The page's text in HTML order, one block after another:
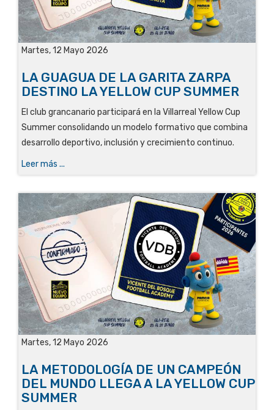
Martes, 12 Mayo 2026
LA GUAGUA DE LA GARITA ZARPA
DESTINO LA YELLOW CUP SUMMER
El club grancanario participará en la Villarreal Yellow Cup
Summer consolidando un modelo formativo que combina
desarrollo deportivo, inclusión y crecimiento continuo.
Leer más ...
Martes, 12 Mayo 2026
LA METODOLOGÍA DE UN CAMPEÓN
DEL MUNDO LLEGA A LA YELLOW CUP
SUMMER